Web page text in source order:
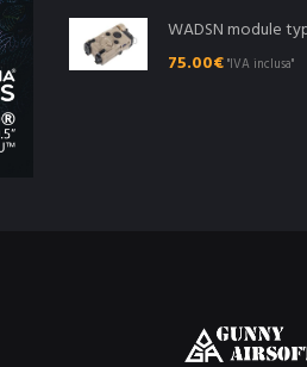
WADSN module
75.00€"IVA inclusa"